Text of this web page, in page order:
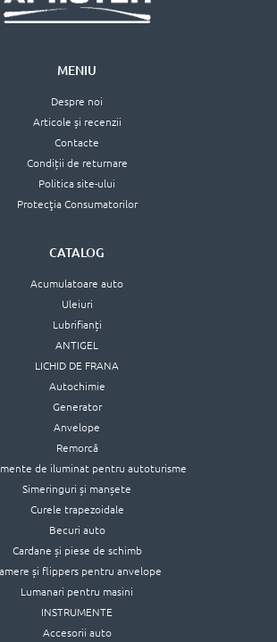
MENIU
Despre noi
Articole și recenzii
Contacte
Condiții de returnare
Politica site-ului
Protecţia Consumatorilor
CATALOG
Acumulatoare auto
Uleiuri
Lubrifianți
ANTIGEL
LICHID DE FRANA
Autochimie
Generator
Anvelope
Remorcă
de iluminat pentru autoturisme
Simeringuri și manșete
Curele trapezoidale
Becuri auto
Cardane și piese de schimb
și flippers pentru anvelope
Lumanari pentru masini
INSTRUMENTE
Accesorii auto